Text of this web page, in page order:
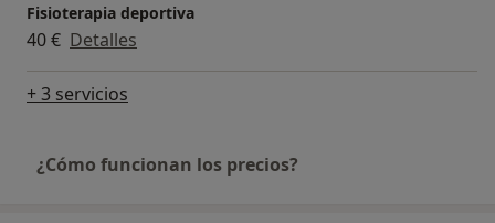
Fisioterapia deportiva
40 € Detalles
+ 3 servicios
¿Cómo funcionan los precios?